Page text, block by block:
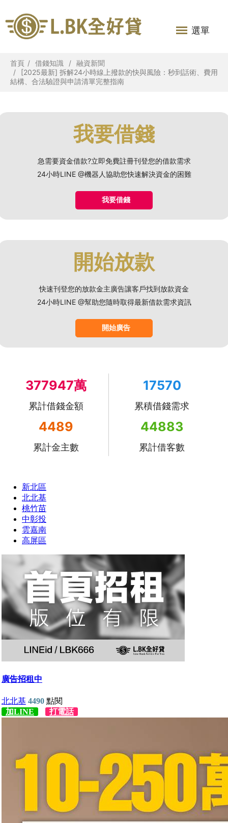
選單
首頁 借錢知識
融資新聞
[2025最新] 拆解24小時線上撥款的快與風險：秒到話術、費用
結構、合法驗證與申請清單完整指南
我要借錢
急需要資金借款?立即免費註冊刊登您的借款需求
24小時LINE @機器人協助您快速解決資金的困難
我要借錢
開始放款
快速刊登您的放款金主廣告讓客戶找到放款資金
24小時LINE @幫助您隨時取得最新借款需求資訊
開始廣告
377947萬
累計借錢金額
17570
累積借錢需求
4489
累計金主數
44883
累計借客數